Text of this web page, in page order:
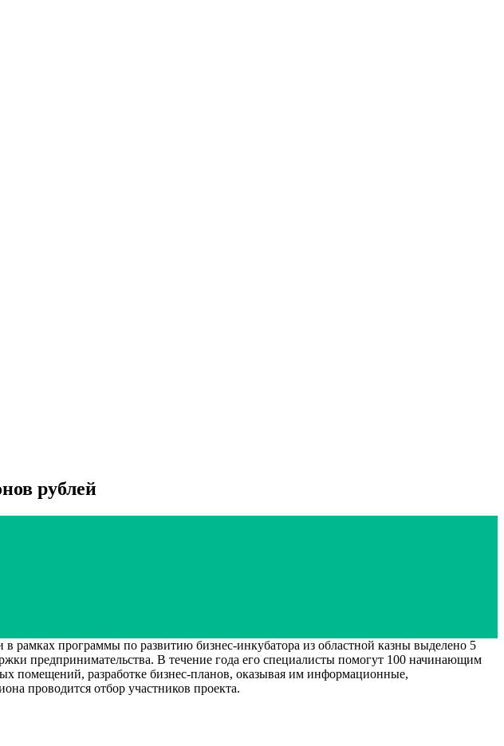
рублей
программы по развитию бизнес-инкубатора из областной казны выделено 5
предпринимательства. В течение года его специалисты помогут 100 начинающим
помещений, разработке бизнес-планов, оказывая им информационные,
проводится отбор участников проекта.